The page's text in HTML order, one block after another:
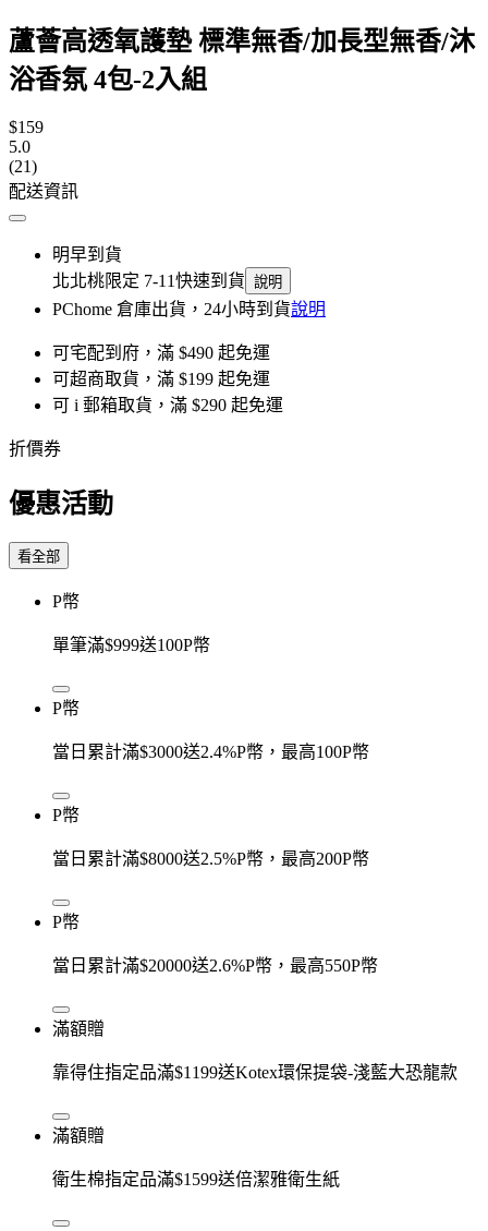
蘆薈高透氧護墊 標準無香/加長型無香/沐
浴香氛 4包-2入組
$159
5.0
(21)
配送資訊
明早到貨
北北桃限定 7-11快速到貨 說明
PChome 倉庫出貨，24小時到貨說明
可宅配到府，滿 $490 起免運
可超商取貨，滿 $199 起免運
可 i 郵箱取貨，滿 $290 起免運
折價券
優惠活動
看全部
P幣
單筆滿$999送100P幣
P幣
當日累計滿$3000送2.4%P幣，最高100P幣
P幣
當日累計滿$8000送2.5%P幣，最高200P幣
P幣
當日累計滿$20000送2.6%P幣，最高550P幣
滿額贈
靠得住指定品滿$1199送Kotex環保提袋-淺藍大恐龍款
滿額贈
衛生棉指定品滿$1599送倍潔雅衛生紙